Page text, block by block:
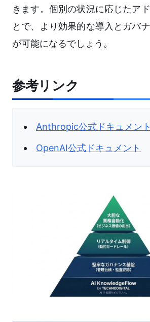
きます。個別の状況に応じたア
とで、より効果的な導入とガバ
が可能になるでしょう。
参考リンク
Anthropic公式ドキュメント
OpenAI公式ドキュメント